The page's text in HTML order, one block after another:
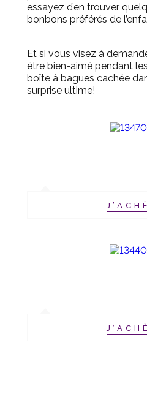
essayez d’en trouver
bonbons préférés de
Et si vous visez à
être bien-aimé pendant
boîte à bagues cachée
surprise ultime!